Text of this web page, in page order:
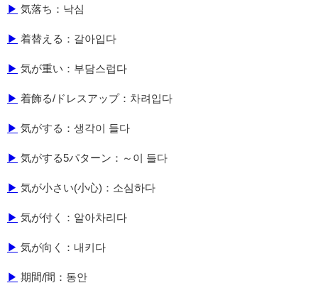
▶ 気落ち：낙심
▶ 着替える：갈아입다
▶ 気が重い：부담스럽다
▶ 着飾る/ドレスアップ：차려입다
▶ 気がする：생각이 들다
▶ 気がする5パターン：～이 들다
▶ 気が小さい(小心)：소심하다
▶ 気が付く：알아차리다
▶ 気が向く：내키다
▶ 期間/間：동안